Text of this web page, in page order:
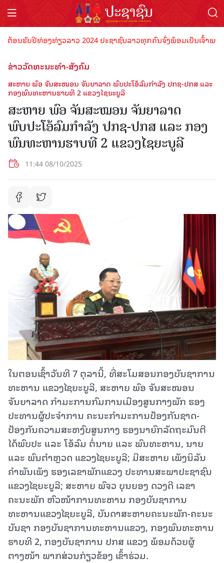
ຮັບປີທ່ອງທ່ຽວລາວ 2024 ປະຊາຊົນລາວທຸກຄົນຈົ່ງພ້ອມເປັນເຈົ້າພາບທີ່
ຂ່າວວັດທະນະທຳ-ສັງຄົມ
ສະຫາຍ ພົອ ຈັນສະໝອນ ຈັນຍາລາດ ພົບປະໂອ້ລົມກຳລັງ ປກຊ-ປກສ ແລະ
ກອງພົນທະຫານຮາບທີ 2 ແຂວງໄຊຍະບູລີ
ສະຫາຍ ພົອ ຈັນສະໝອນ ຈັນຍາລາດ
ພົບປະໂອ້ລົມກຳລັງ ປກຊ-ປກສ ແລະ ກອງ
ພົນທະຫານຮາບທີ 2 ແຂວງໄຊຍະບູລີ
11:44 08/10/2025
​ໃນຕອນເຊົ້າວັນທີ 7 ຕຸລານີ້, ທີ່ສະໂມສອນກອງບັນຊາການ
ທະຫານ ແຂວງໄຊຍະບູລີ, ສະຫາຍ ພົອ ຈັນສະໝອນ
ຈັນຍາລາດ ກຳມະການກົມການເມືອງສູນກາງພັກ ຮອງ
ປະທານຜູ້ປະຈຳການ ຄະນະກຳມະການປ້ອງກັນຊາດ-
ປ້ອງກັນຄວາມສະຫງົບສູນກາງ ຮອງນາຍົກລັດຖະມົນຕີ
ໄດ້ພົບປະ ແລະ ໂອ້ລົມ ຕໍ່ນາຍ ແລະ ພົນທະຫານ, ນາຍ
ແລະ ພົນຕຳຫຼວດ ແຂວງໄຊຍະບູລີ; ມີສະຫາຍ ເພັງນິລັນ
ຄໍາພັນເພັງ ຮອງເລຂາພັກແຂວງ ປະທານສະພາປະຊາຊົນ
ແຂວງໄຊຍະບູລີ; ສະຫາຍ ພົຈວ ບຸນຍອງ ດວງດີ ເລຂາ
ຄະນະພັກ ຫົວໜ້າການທະຫານ ກອງບັນຊາການ
ທະຫານແຂວງໄຊຍະບູລີ, ບັນດາສະຫາຍຄະນະພັກ-ຄະນະ
ບັນຊາ ກອງບັນຊາການທະຫານແຂວງ, ກອງພົນທະຫານ
ຮາບທີ 2, ກອງບັນຊາການ ປກສ ແຂວງ ພ້ອມດ້ວຍຜູ້
ຕາງໜ້າ ພາກສ່ວນກ່ຽວຂ້ອງ ເຂົ້າຮ່ວມ.